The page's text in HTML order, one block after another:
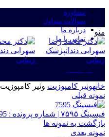
مشاوره
سوالات متداول
درباره ما
تماس با ما
منو
خانهونیر کامپوزیت ونیر کامپوزیت ۷۶۵۸ | شماره پرونده : 7658
نمونه قبلی
فیسینگ ۷۵۹۵ | شماره پرونده : 7595
بازگشت به نمونه ها
نمونه بعدی